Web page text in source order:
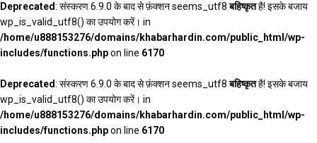
Deprecated: संस्करण 6.9.0 के बाद से फ़ंक्शन seems_utf8बहिष्कृतहै! इसके बजाय
wp_is_valid_utf8() का उपयोग करें। in
/home/u888153276/domains/khabarhardin.com/public_html/wp-
includes/functions.phpon line 6170
Deprecated: संस्करण 6.9.0 के बाद से फ़ंक्शन seems_utf8बहिष्कृतहै! इसके बजाय
wp_is_valid_utf8() का उपयोग करें। in
/home/u888153276/domains/khabarhardin.com/public_html/wp-
includes/functions.phpon line 6170